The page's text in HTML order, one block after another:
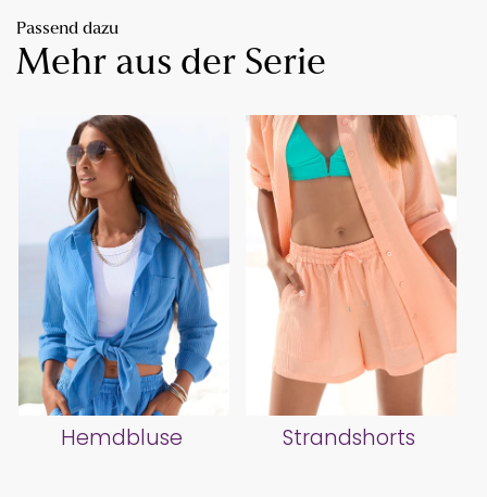
Passend dazu
Mehr aus der Serie
Hemdbluse Strandshorts